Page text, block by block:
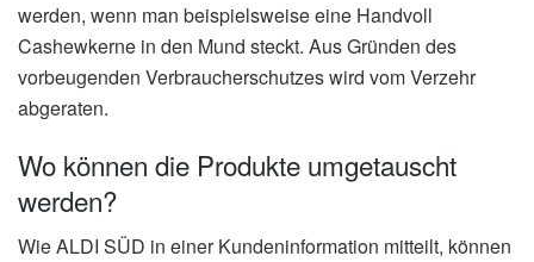
werden, wenn man beispielsweise eine Handvoll
Cashewkerne in den Mund steckt. Aus Gründen des
vorbeugenden Verbraucherschutzes wird vom Verzehr
abgeraten.
Wo können die Produkte umgetauscht
werden?
Wie ALDI SÜD in einer Kundeninformation mitteilt, können